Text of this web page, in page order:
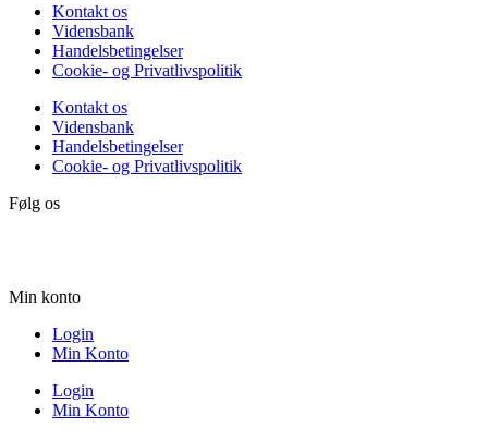
Kontakt os
Vidensbank
Handelsbetingelser
Cookie- og Privatlivspolitik
Kontakt os
Vidensbank
Handelsbetingelser
Cookie- og Privatlivspolitik
Følg os
Min konto
Login
Min Konto
Login
Min Konto